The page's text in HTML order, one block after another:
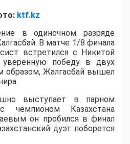
ktf.kz
в одиночном разряде
В матче 1/8 финала
встретился с Никитой
победу в двух
образом, Жалгасбай вышел
выступает в парном
чемпионом Казахстана
он пробился в финал
дуэт поборется